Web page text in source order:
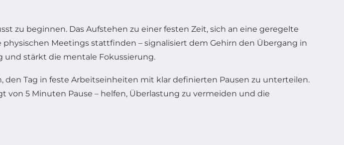
zu beginnen. Das Aufstehen zu einer festen Zeit, sich an eine geregelte
Meetings stattfinden – signalisiert dem Gehirn den Übergang in
und stärkt die mentale Fokussierung.
Tag in feste Arbeitseinheiten mit klar definierten Pausen zu unterteilen.
von 5 Minuten Pause – helfen, Überlastung zu vermeiden und die